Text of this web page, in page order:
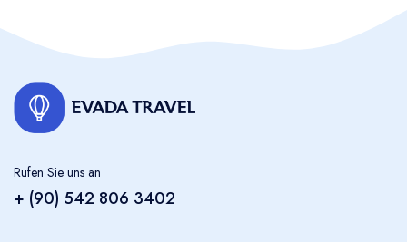
Yachtkreuzfahrt entlang der Mittelmeerküste mit
Buchten anbieten.
Rufen Sie uns an
+ (90) 542 806 3402